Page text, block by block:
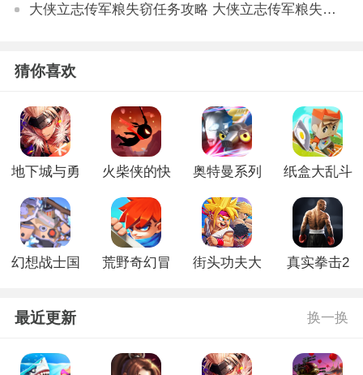
大侠立志传军粮失窃任务攻略 大侠立志传军粮失窃任务如何做
猜你喜欢
地下城与勇
正版
火柴侠的快
版
奥特曼系列
纸盒大乱斗
幻想战士国
荒野奇幻冒
街头功夫大
真实拳击2
最近更新 换一换